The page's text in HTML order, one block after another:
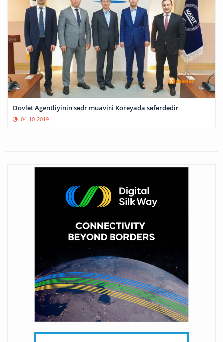
Dövlət Agentliyinin sədr müavini Koreyada səfərdədir
04-10-2019